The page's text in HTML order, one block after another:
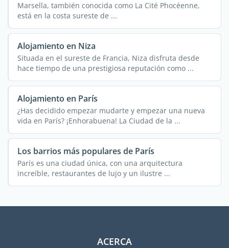
Marsella, también conocida como La Cité Phocéenne,
está en la costa sureste de ...
Alojamiento en Niza
Situada en el sureste de Francia, Niza disfruta desde
hace tiempo de una prestigiosa reputación como ...
Alojamiento en París
¿Has decidido empezar mudarte y empezar una nueva
vida en París? ¡Enhorabuena! La Ciudad de la ...
Los barrios más populares de París
París es una ciudad única, con una arquitectura
increíble, restaurantes de lujo y un ilustre ...
ACERCA